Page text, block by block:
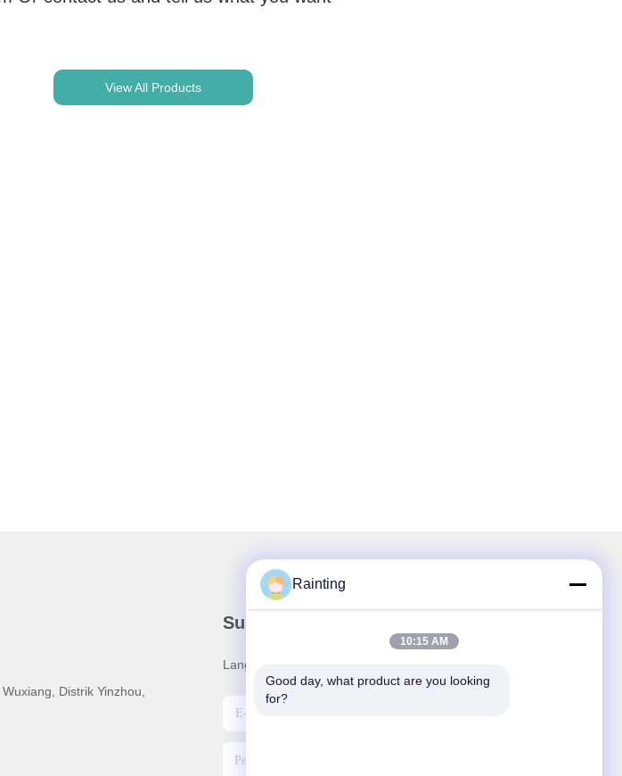
View All Products
Distrik Yinzhou,
Surat Kabar Kami
Langganan buletin kami untuk diskon dan banyak lagi.
Rainting
10:15 AM
Good day, what product are you looking
for?